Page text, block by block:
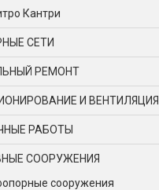
Кантри
СЕТИ
РЕМОНТ
И ВЕНТИЛЯЦИЯ
РАБОТЫ
СООРУЖЕНИЯ
сооружения